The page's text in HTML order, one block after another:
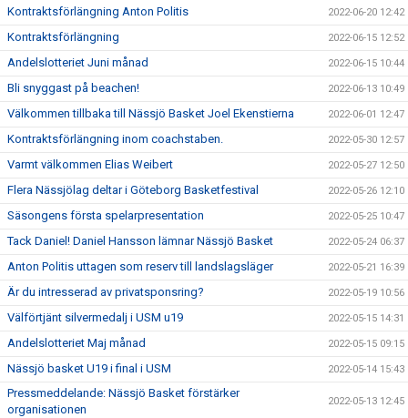
Kontraktsförlängning Anton Politis 2022-06-20 12:42
Kontraktsförlängning 2022-06-15 12:52
Andelslotteriet Juni månad 2022-06-15 10:44
Bli snyggast på beachen! 2022-06-13 10:49
Välkommen tillbaka till Nässjö Basket Joel Ekenstierna 2022-06-01 12:47
Kontraktsförlängning inom coachstaben. 2022-05-30 12:57
Varmt välkommen Elias Weibert 2022-05-27 12:50
Flera Nässjölag deltar i Göteborg Basketfestival 2022-05-26 12:10
Säsongens första spelarpresentation 2022-05-25 10:47
Tack Daniel! Daniel Hansson lämnar Nässjö Basket 2022-05-24 06:37
Anton Politis uttagen som reserv till landslagsläger 2022-05-21 16:39
Är du intresserad av privatsponsring? 2022-05-19 10:56
Välförtjänt silvermedalj i USM u19 2022-05-15 14:31
Andelslotteriet Maj månad 2022-05-15 09:15
Nässjö basket U19 i final i USM 2022-05-14 15:43
Pressmeddelande: Nässjö Basket förstärker
organisationen
2022-05-13 12:45